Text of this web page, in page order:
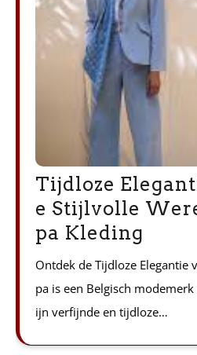
Tijdloze
e Stijlvolle
pa Kleding
Ontdek de Tijdloze Elegantie
pa is een Belgisch
ijn verfijnde en tijdloze…